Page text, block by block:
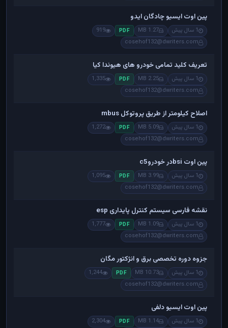
پین اوت ایسیو چادگان ایدو
1 سال پیش 1.27 MB
PDF
919
cosehof132@dwriters.com
تعریف کلید تمامی خودرو های هیوندا کیا
1 سال پیش 2.25 MB
PDF
1,335
cosehof132@dwriters.com
اصلاح کیلومتر از طریق پروتوکل mbus
1 سال پیش 5.09 MB
PDF
1,272
cosehof132@dwriters.com
پین اوت bsiدر خودروc5
1 سال پیش 3.99 MB
PDF
1,095
cosehof132@dwriters.com
نقشه فارسی سیستم کنترل پایداری esp
1 سال پیش 1.09 MB
PDF
1,777
cosehof132@dwriters.com
جزوه دوره تخصصی برق و انژکتور مگان
1 سال پیش 10.73 MB
PDF
1,244
cosehof132@dwriters.com
پین اوت ایسیو دلفی
1 سال پیش 1.14 MB
PDF
2,304